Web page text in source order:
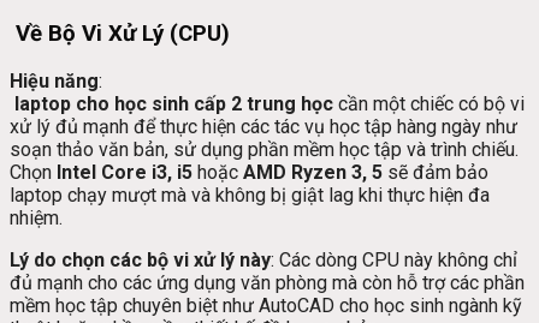
Về Bộ Vi Xử Lý (CPU)
Hiệu năng:
laptop cho học sinh cấp 2 trung học cần một chiếc có bộ vi
xử lý đủ mạnh để thực hiện các tác vụ học tập hàng ngày như
soạn thảo văn bản, sử dụng phần mềm học tập và trình chiếu.
Chọn Intel Core i3, i5 hoặc AMD Ryzen 3, 5 sẽ đảm bảo
laptop chạy mượt mà và không bị giật lag khi thực hiện đa
nhiệm.
Lý do chọn các bộ vi xử lý này: Các dòng CPU này không chỉ
đủ mạnh cho các ứng dụng văn phòng mà còn hỗ trợ các phần
mềm học tập chuyên biệt như AutoCAD cho học sinh ngành kỹ